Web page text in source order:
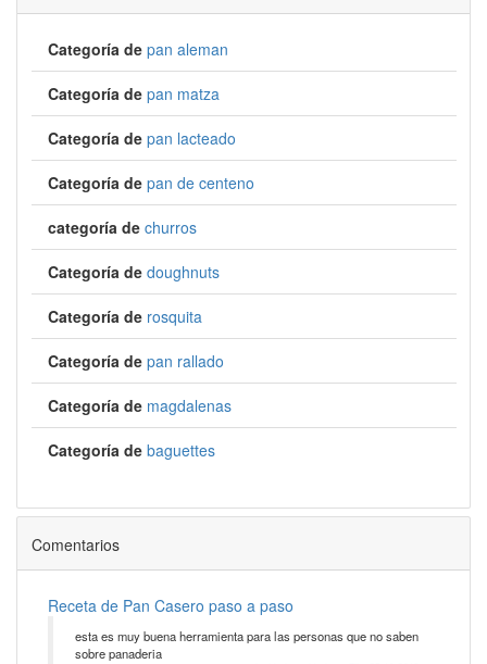
Categoría de pan aleman
Categoría de pan matza
Categoría de pan lacteado
Categoría de pan de centeno
categoría de churros
Categoría de doughnuts
Categoría de rosquita
Categoría de pan rallado
Categoría de magdalenas
Categoría de baguettes
Comentarios
Receta de Pan Casero paso a paso
esta es muy buena herramienta para las personas que no saben
sobre panaderia